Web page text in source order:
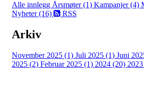
Alle innlegg Årsmøter (1) Kampanjer (4)
Nyheter (16)
RSS
Arkiv
November 2025 (1) Juli 2025 (1) Juni
2025 (2) Februar 2025 (1) 2024 (20)